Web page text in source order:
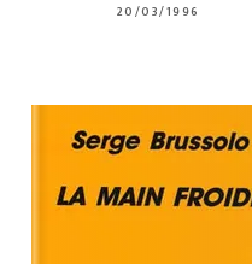
20/03/1996